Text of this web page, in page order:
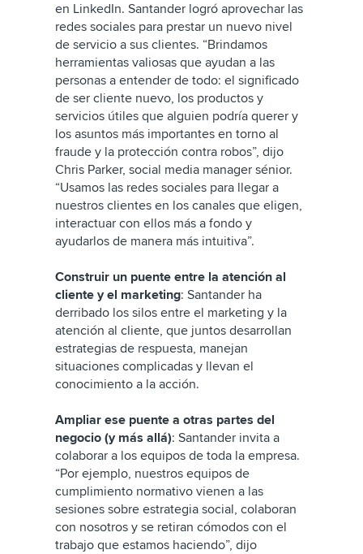
en LinkedIn. Santander logró aprovechar las
redes sociales para prestar un nuevo nivel
de servicio a sus clientes. “Brindamos
herramientas valiosas que ayudan a las
personas a entender de todo: el significado
de ser cliente nuevo, los productos y
servicios útiles que alguien podría querer y
los asuntos más importantes en torno al
fraude y la protección contra robos”, dijo
Chris Parker, social media manager sénior.
“Usamos las redes sociales para llegar a
nuestros clientes en los canales que eligen,
interactuar con ellos más a fondo y
ayudarlos de manera más intuitiva”.
Construir un puente entre la atención al
cliente y el marketing: Santander ha
derribado los silos entre el marketing y la
atención al cliente, que juntos desarrollan
estrategias de respuesta, manejan
situaciones complicadas y llevan el
conocimiento a la acción.
Ampliar ese puente a otras partes del
negocio (y más allá): Santander invita a
colaborar a los equipos de toda la empresa.
“Por ejemplo, nuestros equipos de
cumplimiento normativo vienen a las
sesiones sobre estrategia social, colaboran
con nosotros y se retiran cómodos con el
trabajo que estamos haciendo”, dijo